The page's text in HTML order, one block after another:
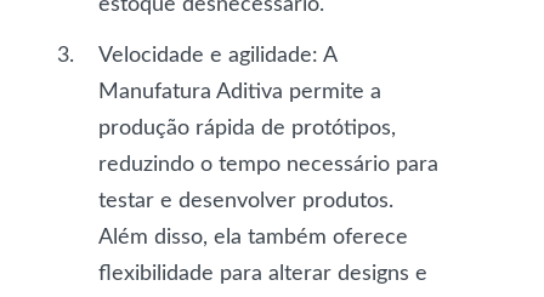
Velocidade e agilidade: A
Manufatura Aditiva permite a
produção rápida de protótipos,
reduzindo o tempo necessário para
testar e desenvolver produtos.
Além disso, ela também oferece
flexibilidade para alterar designs e